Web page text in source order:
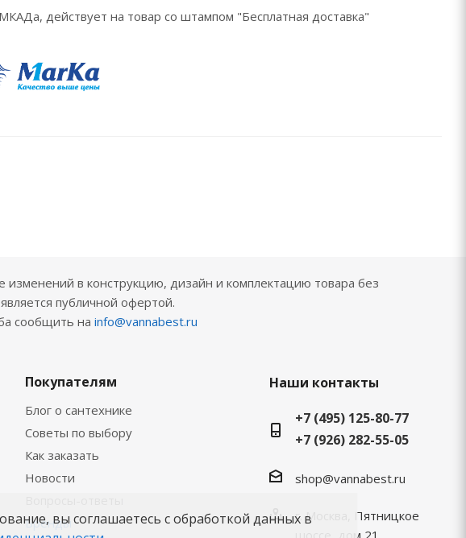
действует на товар со штампом "Бесплатная доставка"
в конструкцию, дизайн и комплектацию товара без
публичной офертой.
сообщить на info@vannabest.ru
Покупателям
Блог о сантехнике
Советы по выбору
Как заказать
Новости
Бренды
Наши контакты
+7 (495) 125-80-77
+7 (926) 282-55-05
shop@vannabest.ru
г. Москва, Пятницкое
шоссе, дом 21,
вы соглашаетесь с обработкой данных в